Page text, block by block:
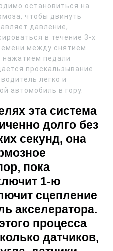
остановиться на
чтобы двинуть
давление,
в течение 3-х
между снятием
нажатием педали
проскальзывание
легко и
автомобиль в гору.
эта система
долго без
секунд, она
пока
1-ю
сцепление
акселератора.
процесса
датчиков,